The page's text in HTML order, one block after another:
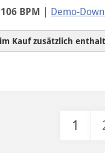
106 BPM Demo-
Kauf zusätzlich
1